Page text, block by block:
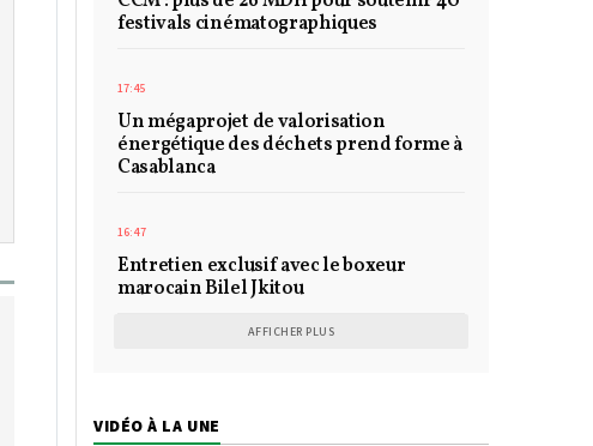
festivals cinématographiques
17:45
Un mégaprojet de valorisation
énergétique des déchets prend forme à
Casablanca
16:47
Entretien exclusif avec le boxeur
marocain Bilel Jkitou
AFFICHER PLUS
VIDÉO À LA UNE